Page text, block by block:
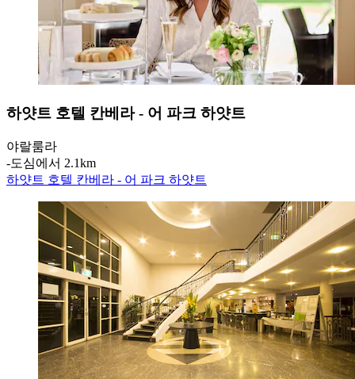
하얏트 호텔 칸베라 - 어 파크 하얏트
야랄룸라
‐도심에서 2.1km
하얏트 호텔 칸베라 - 어 파크 하얏트